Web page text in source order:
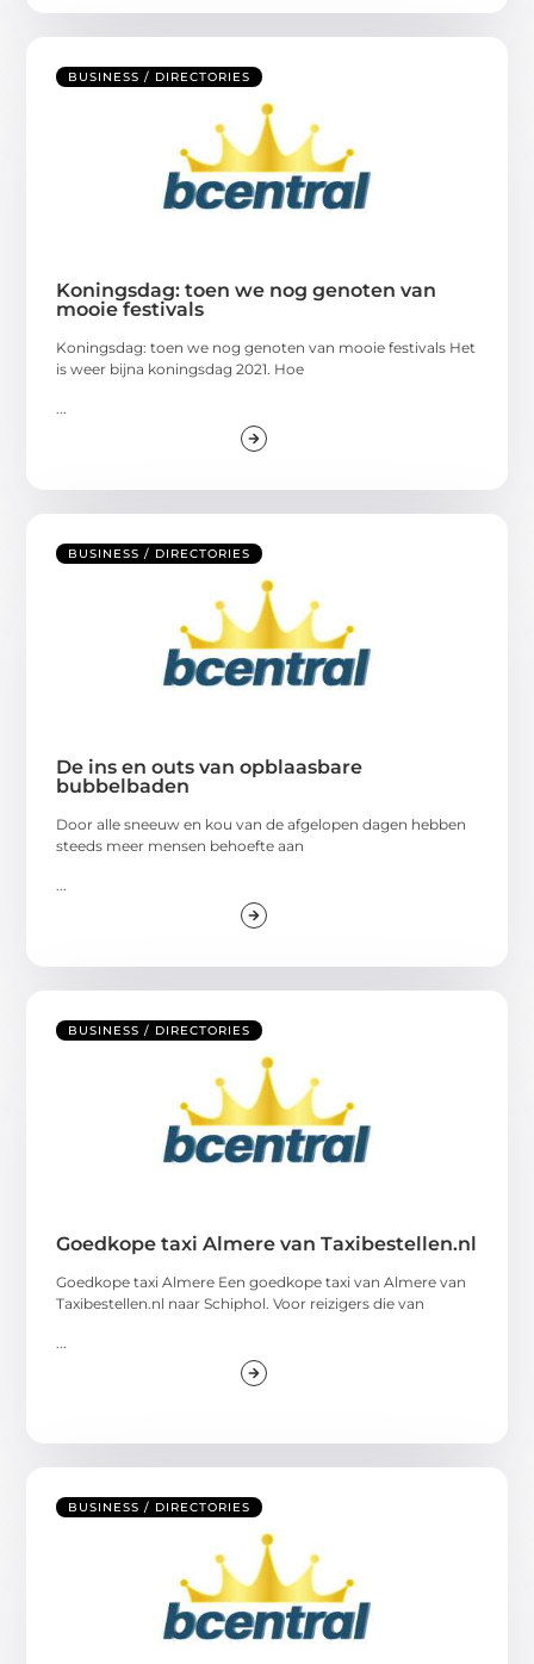
BUSINESS / DIRECTORIES
Koningsdag: toen we nog genoten van
mooie festivals
Koningsdag: toen we nog genoten van mooie festivals Het
is weer bijna koningsdag 2021. Hoe
BUSINESS / DIRECTORIES
De ins en outs van opblaasbare
bubbelbaden
Door alle sneeuw en kou van de afgelopen dagen hebben
steeds meer mensen behoefte aan
BUSINESS / DIRECTORIES
Goedkope taxi Almere van Taxibestellen.nl
Goedkope taxi Almere Een goedkope taxi van Almere van
Taxibestellen.nl naar Schiphol. Voor reizigers die van
BUSINESS / DIRECTORIES